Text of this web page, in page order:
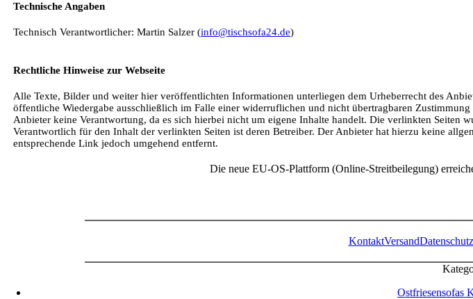
Technische Angaben
Technisch Verantwortlicher: Martin Salzer (info@tischsofa24.de)
Rechtliche Hinweise zur Webseite
Alle Texte, Bilder und weiter hier veröffentlichten Informationen unterliegen dem Urheberrecht des
öffentliche Wiedergabe ausschließlich im Falle einer widerruflichen und nicht übertragbaren
Anbieter keine Verantwortung, da es sich hierbei nicht um eigene Inhalte handelt. Die verlinkten
Verantwortlich für den Inhalt der verlinkten Seiten ist deren Betreiber. Der Anbieter hat hierzu keine
entsprechende Link jedoch umgehend entfernt.
Die neue EU-OS-Plattform (Online-Streitbeilegung)
KontaktVersandDatenschutz
Ostfriesensofas